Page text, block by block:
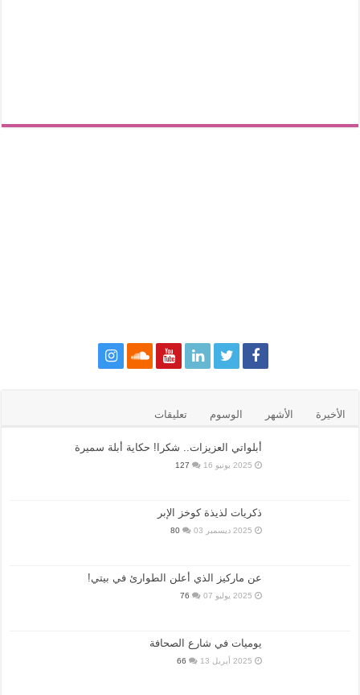
الأخيرة الأشهر الوسوم تعليقات
أبلواتي العزيزات.. شكرا! حكاية أبلة سميرة
2025 يونيو 16 127
ذكريات لذيذة كوخز الإبر
2025 ديسمبر 03 80
عن ماركيز الذي أعلن الطوارئ في بيتي!
2025 يوليو 07 76
يوميات في شارع الصحافة
2025 أبريل 13 66